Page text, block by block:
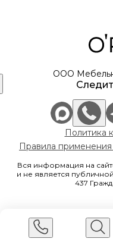
ООО
Политика
Правила
Вся информация на
и не является
437